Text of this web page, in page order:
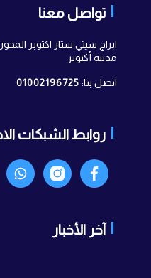
تواصل معنا
ابراج سيتي ستار اكتوبر
مدينة أكتوبر
اتصل بنا: 01002196725
روابط الشبكات
Facebookانستجرام
آخر الأخبار